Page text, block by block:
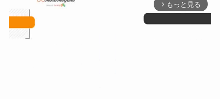
arrow_forward_ios もっと見る